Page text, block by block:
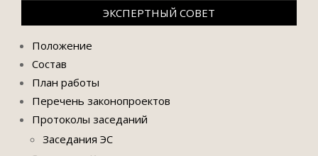
ЭКСПЕРТНЫЙ СОВЕТ
Положение
Состав
План работы
Перечень законопроектов
Протоколы заседаний
Заседания ЭС